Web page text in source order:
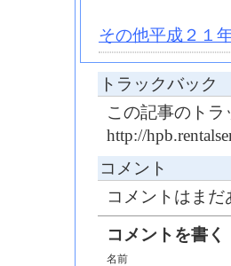
その他平成２１
トラックバック
この記事のト
http://
コメント
コメントはまだ
コメントを書く
名前